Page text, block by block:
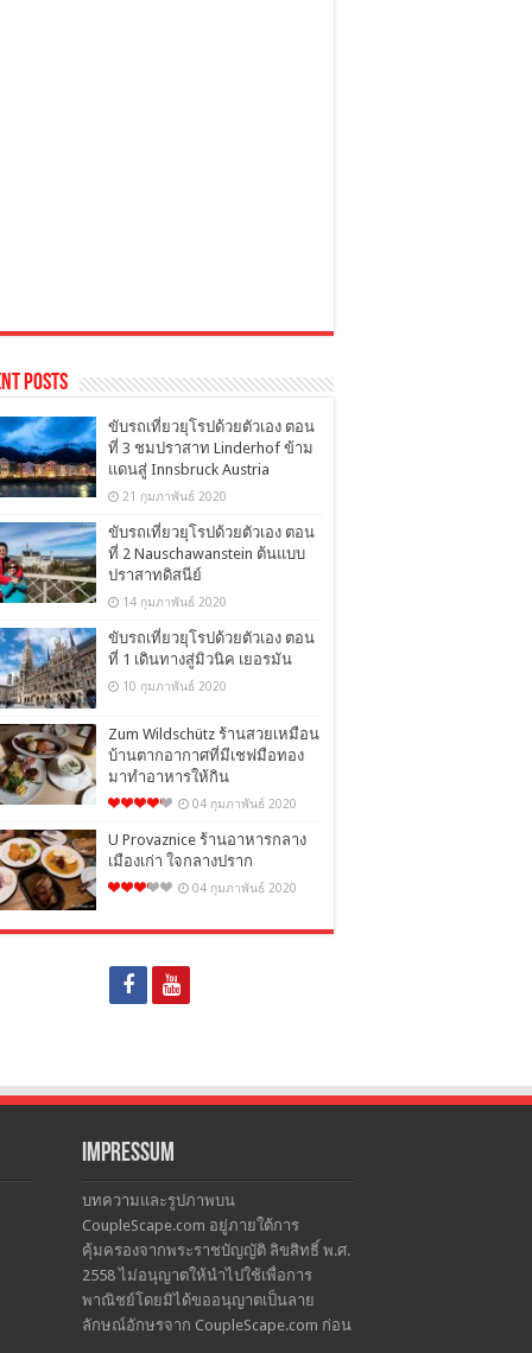
Posts
ขับรถเที่ยวยุโรปด้วยตัวเอง ตอน
ที่ 3 ชมปราสาท Linderhof ข้าม
แดนสู่ Innsbruck Austria
21 กุมภาพันธ์ 2020
ขับรถเที่ยวยุโรปด้วยตัวเอง ตอน
ที่ 2 Nauschawanstein ต้นแบบ
ปราสาทดิสนีย์
14 กุมภาพันธ์ 2020
ขับรถเที่ยวยุโรปด้วยตัวเอง ตอน
ที่ 1 เดินทางสู่มิวนิค เยอรมัน
10 กุมภาพันธ์ 2020
Zum Wildschütz ร้านสวยเหมือน
บ้านตากอากาศที่มีเชฟมือทอง
มาทำอาหารให้กิน
04 กุมภาพันธ์ 2020
U Provaznice ร้านอาหารกลาง
เมืองเก่า ใจกลางปราก
04 กุมภาพันธ์ 2020
Impressum
บทความและรูปภาพบน
CoupleScape.com อยู่ภายใต้การ
คุ้มครองจากพระราชบัญญัติ ลิขสิทธิ์ พ.ศ.
2558 ไม่อนุญาตให้นำไปใช้เพื่อการ
พาณิชย์โดยมิได้ขออนุญาตเป็นลาย
ลักษณ์อักษรจาก CoupleScape.com ก่อน